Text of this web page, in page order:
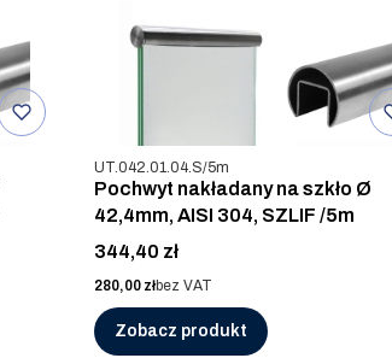
Kod produktu
UT.042.01.04.S/5m
Pochwyt nakładany na szkło Ø
42,4mm, AISI 304, SZLIF /5m
Cena
344,40 zł
Cena
280,00 złbez VAT
Zobacz produkt